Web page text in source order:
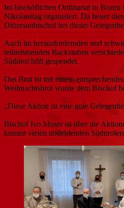
Im bischöflichen Ordinariat in Bozen
Nikolaustag organisiert. Da heuer
Diözesanbischof bei dieser
Auch im herausfordernden und
teilnehmenden Backstuben
Südtirol hilft gespendet.
Das Brot ist mit einem
Weihnachtsbrot wurde dem Bischof
„Diese Aktion ist eine gute
Bischof Ivo Muser ist über die
kommt vielen notleidenden